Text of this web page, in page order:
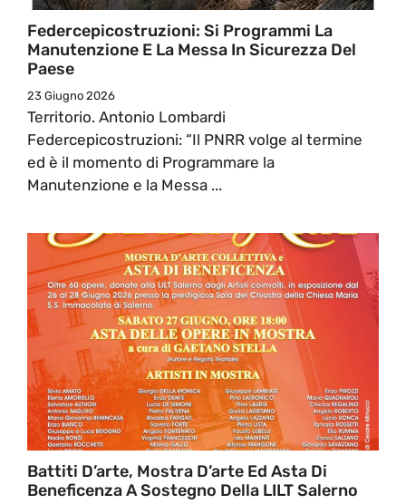
Federcepicostruzioni: Si Programmi La
Manutenzione E La Messa In Sicurezza Del
Paese
23 Giugno 2026
Territorio. Antonio Lombardi
Federcepicostruzioni: “Il PNRR volge al termine
ed è il momento di Programmare la
Manutenzione e la Messa ...
Battiti D’arte, Mostra D’arte Ed Asta Di
Beneficenza A Sostegno Della LILT Salerno